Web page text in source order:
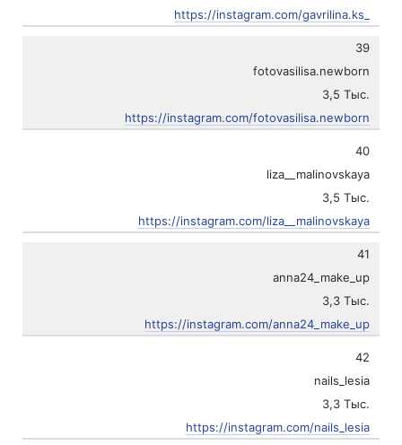
https://instagram.com/gavrilina.ks_
39
fotovasilisa.newborn
3,5 Тыс.
https://instagram.com/fotovasilisa.newborn
40
liza__malinovskaya
3,5 Тыс.
https://instagram.com/liza__malinovskaya
41
anna24_make_up
3,3 Тыс.
https://instagram.com/anna24_make_up
42
nails_lesia
3,3 Тыс.
https://instagram.com/nails_lesia